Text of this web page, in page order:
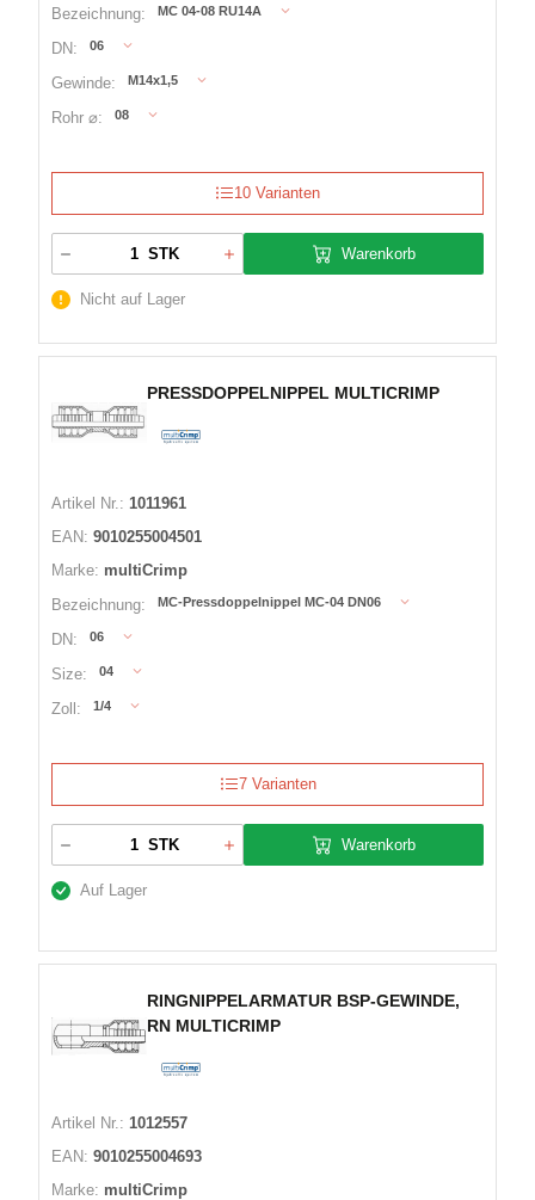
Bezeichnung:
MC 04-08 RU14A
DN: 06
Gewinde: M14x1,5
Rohr ⌀: 08
10 Varianten
STK Warenkorb
Nicht auf Lager
PRESSDOPPELNIPPEL MULTICRIMP
Artikel Nr.: 1011961
EAN: 9010255004501
Marke: multiCrimp
Bezeichnung:
MC-Pressdoppelnippel MC-04 DN06
DN: 06
Size: 04
Zoll: 1/4
7 Varianten
STK Warenkorb
Auf Lager
RINGNIPPELARMATUR BSP-GEWINDE,
RN MULTICRIMP
Artikel Nr.: 1012557
EAN: 9010255004693
Marke: multiCrimp